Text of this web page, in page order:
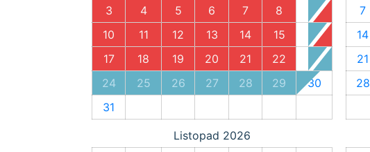
3
4 5 6 7 8
9
10
11 12 13 14 15
16
17
18 19 20 21 22
23
24
25 26 27 28 29
30
31
7
14
21
28
Listopad 2026